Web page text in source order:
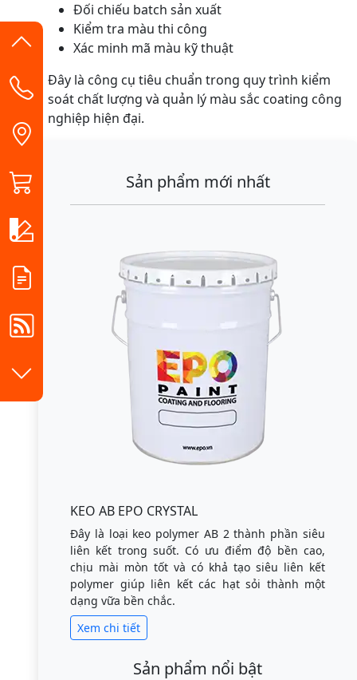
Đối chiếu batch sản xuất
Kiểm tra màu thi công
Xác minh mã màu kỹ thuật
Đây là công cụ tiêu chuẩn trong quy trình kiểm
soát chất lượng và quản lý màu sắc coating công
nghiệp hiện đại.
Sản phẩm mới nhất
KEO AB EPO CRYSTAL
Đây là loại keo polymer AB 2 thành phần siêu
liên kết trong suốt. Có ưu điểm độ bền cao,
chịu mài mòn tốt và có khả tạo siêu liên kết
polymer giúp liên kết các hạt sỏi thành một
dạng vữa bền chắc.
Xem chi tiết
Sản phẩm nổi bật